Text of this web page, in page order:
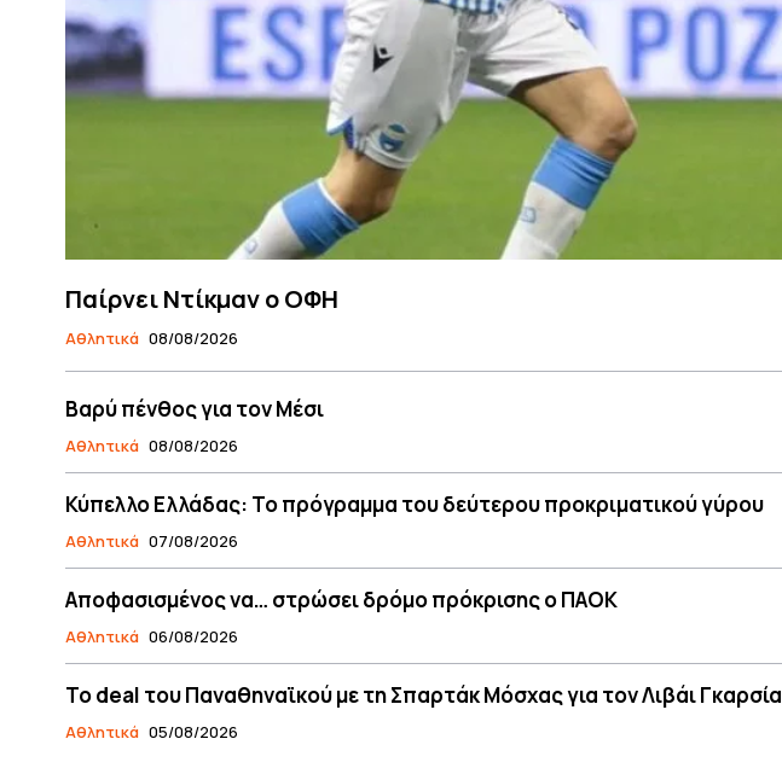
Παίρνει Ντίκμαν ο ΟΦΗ
Αθλητικά 08/08/2026
Βαρύ πένθος για τον Μέσι
Αθλητικά 08/08/2026
Κύπελλο Ελλάδας: Το πρόγραμμα του δεύτερου προκριματικού γύρου
Αθλητικά 07/08/2026
Αποφασισμένος να… στρώσει δρόμο πρόκρισης ο ΠΑΟΚ
Αθλητικά 06/08/2026
Το deal του Παναθηναϊκού με τη Σπαρτάκ Μόσχας για τον Λιβάι Γκαρσία
Αθλητικά 05/08/2026